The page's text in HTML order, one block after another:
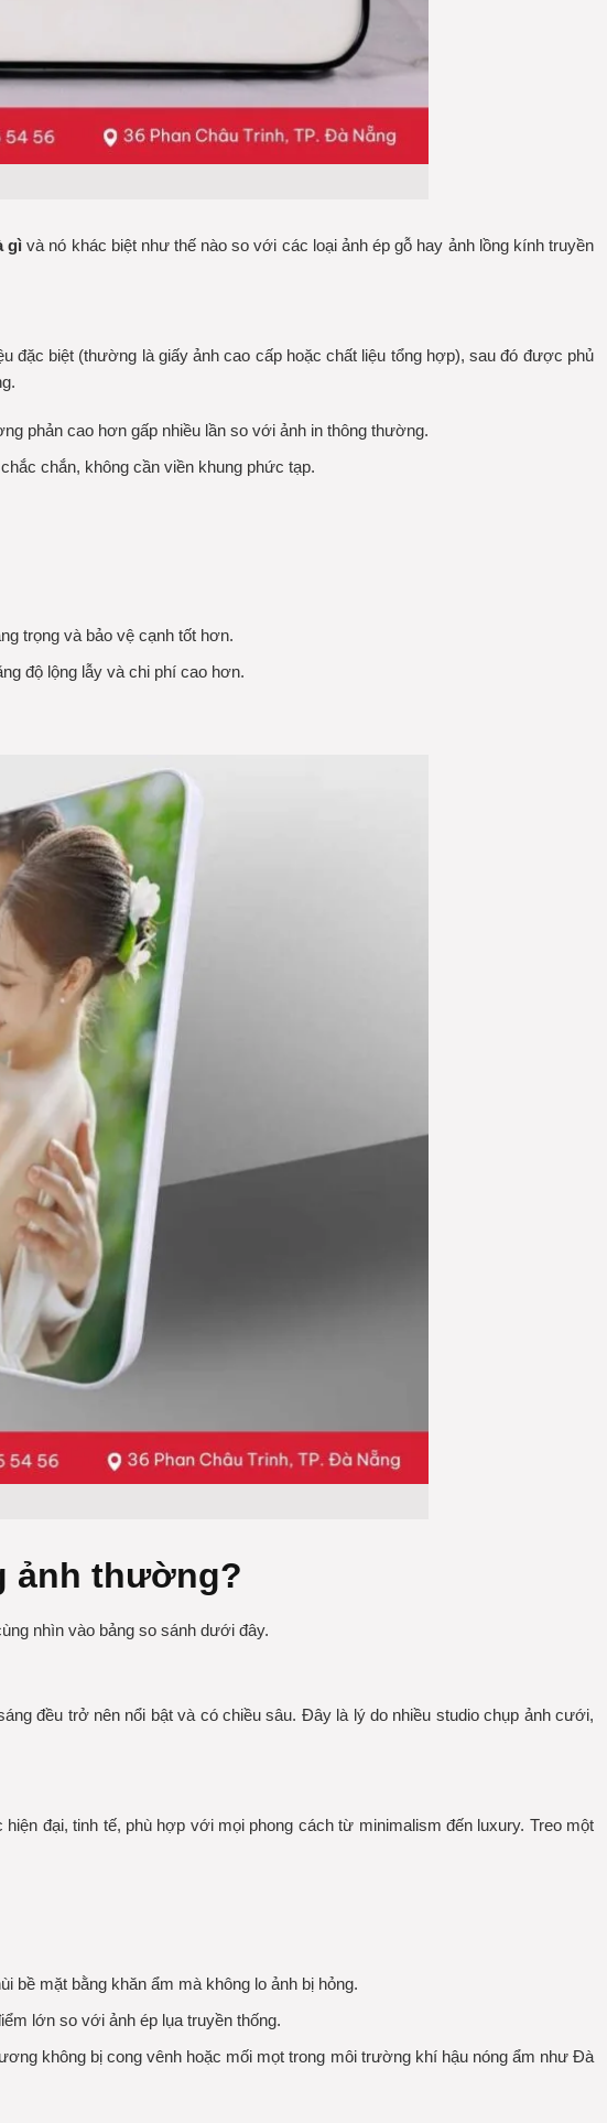
gì và nó khác biệt như thế nào so với các loại ảnh ép gỗ hay ảnh lồng kính truyền
đặc biệt (thường là giấy ảnh cao cấp hoặc chất liệu tổng hợp), sau đó được phủ
phản cao hơn gấp nhiều lần so với ảnh in thông thường.
chắn, không cần viền khung phức tạp.
trọng và bảo vệ cạnh tốt hơn.
độ lộng lẫy và chi phí cao hơn.
ảnh thường?
nhìn vào bảng so sánh dưới đây.
đều trở nên nổi bật và có chiều sâu. Đây là lý do nhiều studio chụp ảnh cưới,
đại, tinh tế, phù hợp với mọi phong cách từ minimalism đến luxury. Treo một
bề mặt bằng khăn ẩm mà không lo ảnh bị hỏng.
lớn so với ảnh ép lụa truyền thống.
không bị cong vênh hoặc mối mọt trong môi trường khí hậu nóng ẩm như Đà